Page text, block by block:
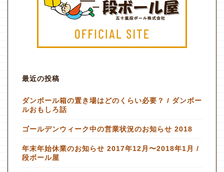
最近の投稿
ダンボール箱の置き場はどのくらい必要？ / ダンボー
ルおもしろ話
ゴールデンウィーク中の営業状況のお知らせ 2018
年末年始休業のお知らせ 2017年12月〜2018年1月 /
段ボール屋